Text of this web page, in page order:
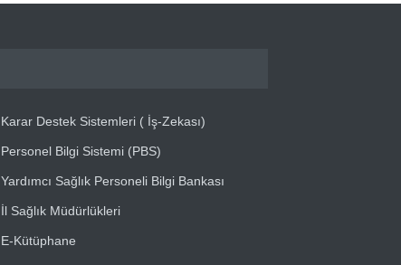
Karar Destek Sistemleri ( İş-Zekası)
Personel Bilgi Sistemi (PBS)
Yardımcı Sağlık Personeli Bilgi Bankası
İl Sağlık Müdürlükleri
E-Kütüphane